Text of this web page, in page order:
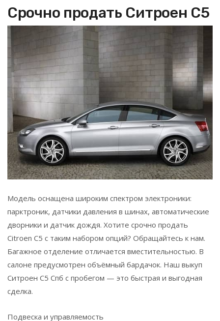
Срочно продать Ситроен С5
Модель оснащена широким спектром электроники:
парктроник, датчики давления в шинах, автоматические
дворники и датчик дождя. Хотите срочно продать
Citroen C5 с таким набором опций? Обращайтесь к нам.
Багажное отделение отличается вместительностью. В
салоне предусмотрен объёмный бардачок. Наш выкуп
Ситроен C5 Спб с пробегом — это быстрая и выгодная
сделка.
Подвеска и управляемость